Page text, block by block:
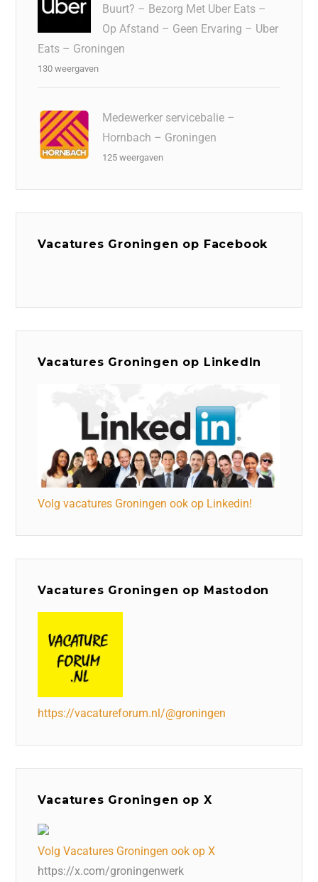
Buurt? – Bezorg Met Uber Eats –
Op Afstand – Geen Ervaring – Uber
Eats – Groningen
130 weergaven
Medewerker servicebalie –
Hornbach – Groningen
125 weergaven
Vacatures Groningen op Facebook
Vacatures Groningen op LinkedIn
Volg vacatures Groningen ook op Linkedin!
Vacatures Groningen op Mastodon
https://vacatureforum.nl/@groningen
Vacatures Groningen op X
Volg Vacatures Groningen ook op X
https://x.com/groningenwerk